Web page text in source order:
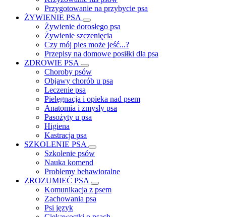
Przygotowanie na przybycie psa
ŻYWIENIE PSA
Żywienie dorosłego psa
Żywienie szczenięcia
Czy mój pies może jeść...?
Przepisy na domowe posiłki dla psa
ZDROWIE PSA
Choroby psów
Objawy chorób u psa
Leczenie psa
Pielęgnacja i opieka nad psem
Anatomia i zmysły psa
Pasożyty u psa
Higiena
Kastracja psa
SZKOLENIE PSA
Szkolenie psów
Nauka komend
Problemy behawioralne
ZROZUMIEĆ PSA
Komunikacja z psem
Zachowania psa
Psi język